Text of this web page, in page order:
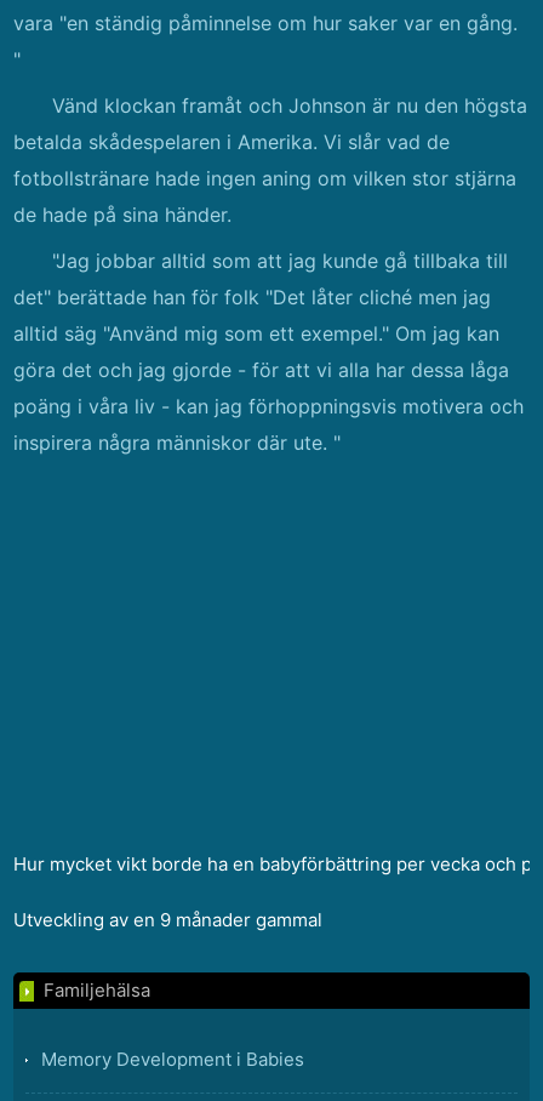
vara "en ständig påminnelse om hur saker var en gång.
"
Vänd klockan framåt och Johnson är nu den högsta
betalda skådespelaren i Amerika. Vi slår vad de
fotbollstränare hade ingen aning om vilken stor stjärna
de hade på sina händer.
"Jag jobbar alltid som att jag kunde gå tillbaka till
det" berättade han för folk "Det låter cliché men jag
alltid säg "Använd mig som ett exempel." Om jag kan
göra det och jag gjorde - för att vi alla har dessa låga
poäng i våra liv - kan jag förhoppningsvis motivera och
inspirera några människor där ute. "
Hur mycket vikt borde ha en babyförbättring per vecka och
Utveckling av en 9 månader gammal
Familjehälsa
Memory Development i Babies